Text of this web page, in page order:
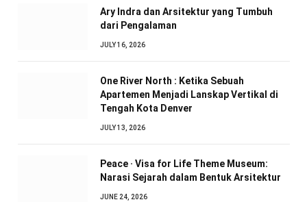
Ary Indra dan Arsitektur yang Tumbuh
dari Pengalaman
JULY 16, 2026
One River North : Ketika Sebuah
Apartemen Menjadi Lanskap Vertikal di
Tengah Kota Denver
JULY 13, 2026
Peace · Visa for Life Theme Museum:
Narasi Sejarah dalam Bentuk Arsitektur
JUNE 24, 2026